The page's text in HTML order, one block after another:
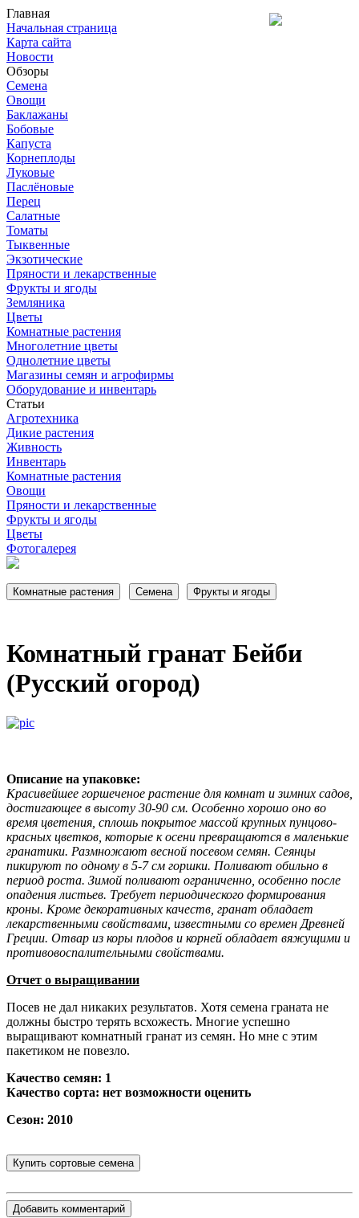
Главная
Начальная страница
Карта сайта
Новости
Обзоры
Семена
Овощи
Баклажаны
Бобовые
Капуста
Корнеплоды
Луковые
Паслёновые
Перец
Салатные
Томаты
Тыквенные
Экзотические
Пряности и лекарственные
Фрукты и ягоды
Земляника
Цветы
Комнатные растения
Многолетние цветы
Однолетние цветы
Магазины семян и агрофирмы
Оборудование и инвентарь
Статьи
Агротехника
Дикие растения
Живность
Инвентарь
Комнатные растения
Овощи
Пряности и лекарственные
Фрукты и ягоды
Цветы
Фотогалерея
Комнатный гранат Бейби
(Русский огород)
Описание на упаковке:
Красивейшее горшеченое растение для комнат и зимних садов,
достигающее в высоту 30-90 см. Особенно хорошо оно во
время цветения, сплошь покрытое массой крупных пунцово-
красных цветков, которые к осени превращаются в маленькие
гранатики. Размножают весной посевом семян. Сеянцы
пикируют по одному в 5-7 см горшки. Поливают обильно в
период роста. Зимой поливают ограниченно, особенно после
опадения листьев. Требует периодического формирования
кроны. Кроме декоративных качеств, гранат обладает
лекарственными свойствами, известными со времен Древней
Греции. Отвар из коры плодов и корней обладает вяжущими и
противовоспалительными свойствами.
Отчет о выращивании
Посев не дал никаких результатов. Хотя семена граната не
должны быстро терять всхожесть. Многие успешно
выращивают комнатный гранат из семян. Но мне с этим
пакетиком не повезло.
Качество семян: 1
Качество сорта: нет возможности оценить
Сезон: 2010